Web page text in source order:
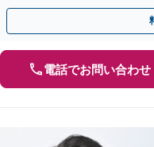
すぐご相談ください【英語対応
電話でお問い合わせ